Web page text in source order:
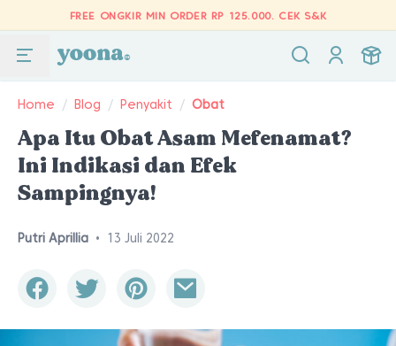
FREE ONGKIR MIN ORDER RP 125.000. CEK S&K
Home / Blog / Penyakit / Obat
Apa Itu Obat Asam Mefenamat?
Ini Indikasi dan Efek
Sampingnya!
Putri Aprillia • 13 Juli 2022